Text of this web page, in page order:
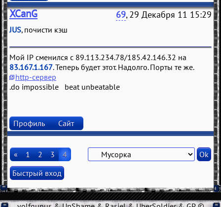
XCanG 69, 29 Декабря 11 15:29
JUS, почисти кэш
Мой IP сменился с 89.113.234.78/185.42.146.32 на
83.167.1.167. Теперь будет этот. Надолго. Порты те же.
http-сервер
.do impossible beat unbeatable
Профиль Сайт
« 1 2 3 4